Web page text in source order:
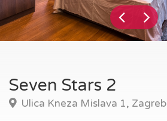
Seven Stars 2
Ulica Kneza Mislava 1, Zagreb